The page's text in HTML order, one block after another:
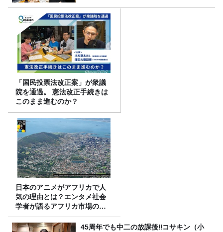
「国民投票法改正案」が衆議
院を通過。 憲法改正手続きは
このまま進むのか？
日本のアニメがアフリカで人
気の理由とは？エンタメ社会
学者が語るアフリカ市場のリ
アル
45周年でも中二の放課後‼コサキン（小